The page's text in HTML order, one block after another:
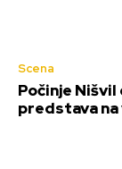
Scena
Počinje
predstava na